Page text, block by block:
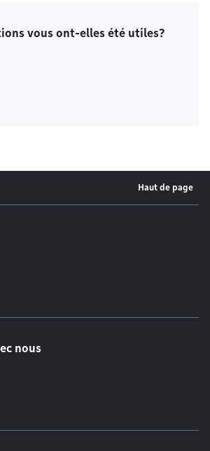
vous ont-elles été utiles?
Haut de page
nous